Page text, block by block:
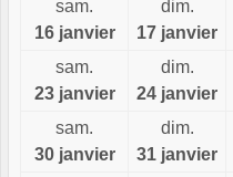
sam.
16 janvier
dim.
17 janvier
sam.
23 janvier
dim.
24 janvier
sam.
30 janvier
dim.
31 janvier